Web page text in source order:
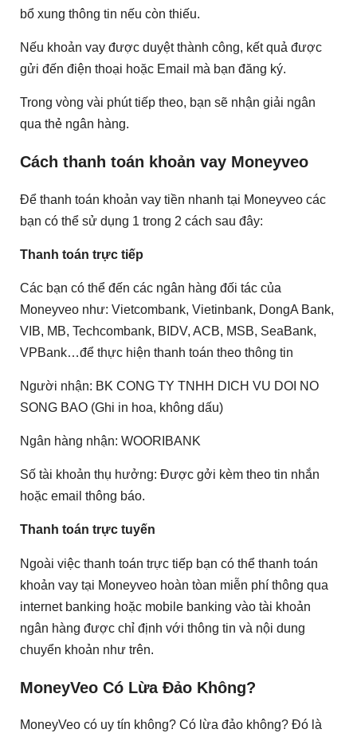
bổ xung thông tin nếu còn thiếu.
Nếu khoản vay được duyệt thành công, kết quả được
gửi đến điện thoại hoặc Email mà bạn đăng ký.
Trong vòng vài phút tiếp theo, bạn sẽ nhận giải ngân
qua thẻ ngân hàng.
Cách thanh toán khoản vay Moneyveo
Để thanh toán khoản vay tiền nhanh tại Moneyveo các
bạn có thể sử dụng 1 trong 2 cách sau đây:
Thanh toán trực tiếp
Các bạn có thể đến các ngân hàng đối tác của
Moneyveo như: Vietcombank, Vietinbank, DongA Bank,
VIB, MB, Techcombank, BIDV, ACB, MSB, SeaBank,
VPBank…để thực hiện thanh toán theo thông tin
Người nhận: BK CONG TY TNHH DICH VU DOI NO
SONG BAO (Ghi in hoa, không dấu)
Ngân hàng nhận: WOORIBANK
Số tài khoản thụ hưởng: Được gởi kèm theo tin nhắn
hoặc email thông báo.
Thanh toán trực tuyến
Ngoài việc thanh toán trực tiếp bạn có thể thanh toán
khoản vay tại Moneyveo hoàn tòan miễn phí thông qua
internet banking hoặc mobile banking vào tài khoản
ngân hàng được chỉ định với thông tin và nội dung
chuyển khoản như trên.
MoneyVeo Có Lừa Đảo Không?
MoneyVeo có uy tín không? Có lừa đảo không? Đó là